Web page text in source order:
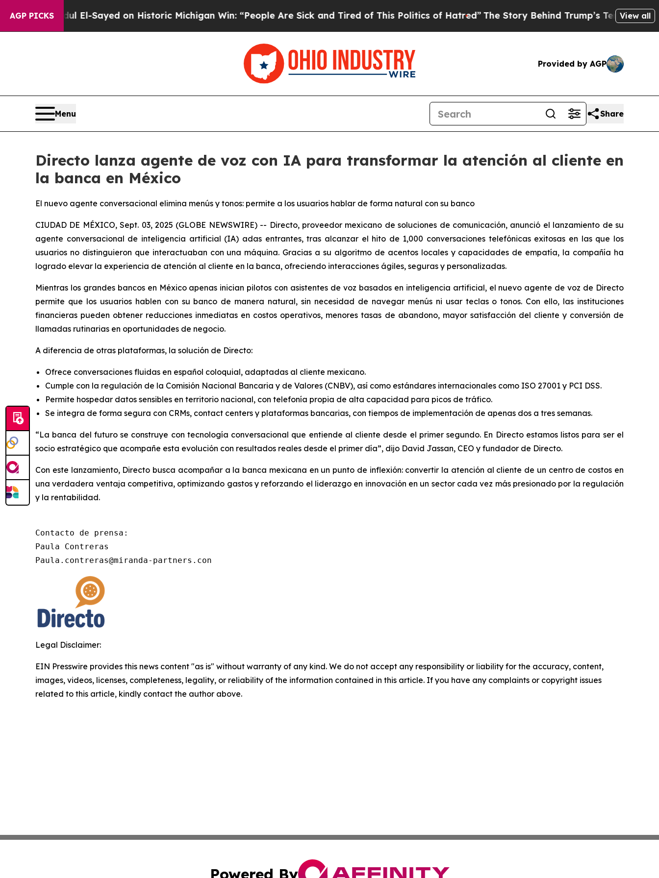
AGP PICKS
Dr. Abdul El-Sayed on Historic Michigan Win: “People Are Sick and Tired of This Politics of Hatred”The Story Behind Trump’s Terrible Approval
View all
Provided by AGP
Menu Share
Directo lanza agente de voz con IA para transformar la atención al cliente en
la banca en México
El nuevo agente conversacional elimina menús y tonos: permite a los usuarios hablar de forma natural con su banco
CIUDAD DE MÉXICO, Sept. 03, 2025 (GLOBE NEWSWIRE) -- Directo, proveedor mexicano de soluciones de comunicación, anunció el lanzamiento de su
agente conversacional de inteligencia artificial (IA) adas entrantes, tras alcanzar el hito de 1,000 conversaciones telefónicas exitosas en las que los
usuarios no distinguieron que interactuaban con una máquina. Gracias a su algoritmo de acentos locales y capacidades de empatía, la compañía ha
logrado elevar la experiencia de atención al cliente en la banca, ofreciendo interacciones ágiles, seguras y personalizadas.
Mientras los grandes bancos en México apenas inician pilotos con asistentes de voz basados en inteligencia artificial, el nuevo agente de voz de Directo
permite que los usuarios hablen con su banco de manera natural, sin necesidad de navegar menús ni usar teclas o tonos. Con ello, las instituciones
financieras pueden obtener reducciones inmediatas en costos operativos, menores tasas de abandono, mayor satisfacción del cliente y conversión de
llamadas rutinarias en oportunidades de negocio.
A diferencia de otras plataformas, la solución de Directo:
Ofrece conversaciones fluidas en español coloquial, adaptadas al cliente mexicano.
Cumple con la regulación de la Comisión Nacional Bancaria y de Valores (CNBV), así como estándares internacionales como ISO 27001 y PCI DSS.
Permite hospedar datos sensibles en territorio nacional, con telefonía propia de alta capacidad para picos de tráfico.
Se integra de forma segura con CRMs, contact centers y plataformas bancarias, con tiempos de implementación de apenas dos a tres semanas.
“La banca del futuro se construye con tecnología conversacional que entiende al cliente desde el primer segundo. En Directo estamos listos para ser el
socio estratégico que acompañe esta evolución con resultados reales desde el primer día”, dijo David Jassan, CEO y fundador de Directo.
Con este lanzamiento, Directo busca acompañar a la banca mexicana en un punto de inflexión: convertir la atención al cliente de un centro de costos en
una verdadera ventaja competitiva, optimizando gastos y reforzando el liderazgo en innovación en un sector cada vez más presionado por la regulación
y la rentabilidad.
Contacto de prensa:
Paula Contreras
Paula.contreras@miranda-partners.con
Legal Disclaimer:
EIN Presswire provides this news content "as is" without warranty of any kind. We do not accept any responsibility or liability for the accuracy, content,
images, videos, licenses, completeness, legality, or reliability of the information contained in this article. If you have any complaints or copyright issues
related to this article, kindly contact the author above.